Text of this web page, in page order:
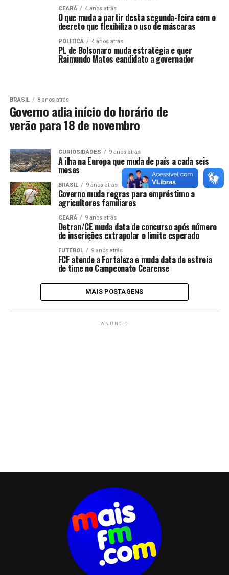
CEARÁ 4 anos atrás
O que muda a partir desta segunda-feira com o
decreto que flexibiliza o uso de máscaras
POLÍTICA 4 anos atrás
PL de Bolsonaro muda estratégia e quer
Raimundo Matos candidato a governador
BRASIL 8 anos atrás
Governo adia início do horário de
verão para 18 de novembro
CURIOSIDADES 9 anos atrás
A ilha na Europa que muda de país a cada seis
meses
BRASIL 9 anos atrás
Governo muda regras para empréstimo a
agricultores familiares
CEARÁ 9 anos atrás
Detran/CE muda data de concurso após número
de inscrições extrapolar o limite esperado
FUTEBOL 9 anos atrás
FCF atende a Fortaleza e muda data de estreia
de time no Campeonato Cearense
MAIS POSTAGENS
ANÚNCIO